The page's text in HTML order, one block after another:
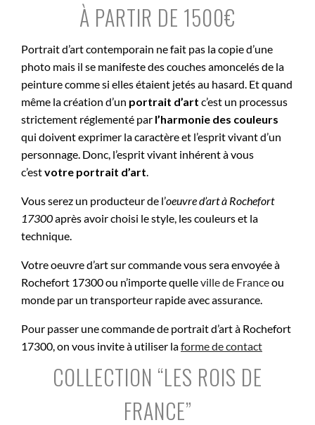
À PARTIR DE 1500€
Portrait d’art contemporain ne fait pas la copie d’une
photo mais il se manifeste des couches amoncelés de la
peinture comme si elles étaient jetés au hasard. Et quand
même la création d’un portrait d’art c’est un processus
strictement réglementé par l’harmonie des couleurs
qui doivent exprimer la caractère et l’esprit vivant d’un
personnage. Donc, l’esprit vivant inhérent à vous
c’estvotre portrait d’art.
Vous serez un producteur de l’oeuvre d’art à Rochefort
17300après avoir choisi le style, les couleurs et la
technique.
Votre oeuvre d’art sur commande vous sera envoyée à
Rochefort 17300 ou n’importe quelleville de Franceou
monde par un transporteur rapide avec assurance.
Pour passer une commande de portrait d’art à Rochefort
17300, on vous invite à utiliser laforme de contact
COLLECTION “LES ROIS DE
FRANCE”